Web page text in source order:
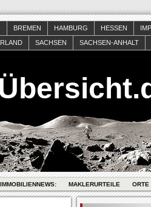
BREMEN HAMBURG HESSEN
SACHSEN SACHSEN-ANHALT
IMMOBILIENNEWS: MAKLERURTEILE ORTE